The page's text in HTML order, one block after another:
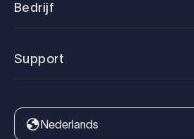
Bedrijf
Support
Nederlands